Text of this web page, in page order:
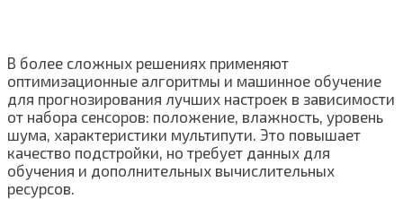
В более сложных решениях применяют
оптимизационные алгоритмы и машинное обучение
для прогнозирования лучших настроек в зависимости
от набора сенсоров: положение, влажность, уровень
шума, характеристики мультипути. Это повышает
качество подстройки, но требует данных для
обучения и дополнительных вычислительных
ресурсов.